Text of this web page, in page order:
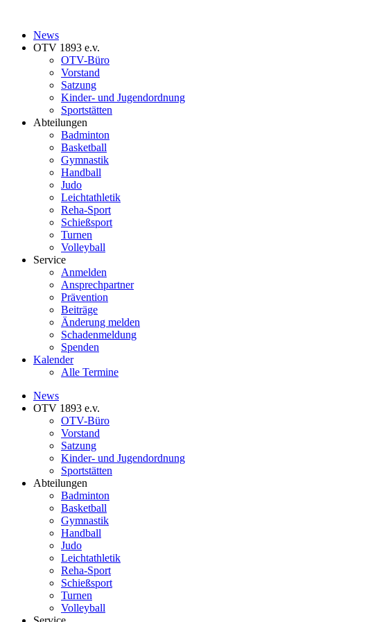
News
OTV 1893 e.v.
OTV-Büro
Vorstand
Satzung
Kinder- und Jugendordnung
Sportstätten
Abteilungen
Badminton
Basketball
Gymnastik
Handball
Judo
Leichtathletik
Reha-Sport
Schießsport
Turnen
Volleyball
Service
Anmelden
Ansprechpartner
Prävention
Beiträge
Änderung melden
Schadenmeldung
Spenden
Kalender
Alle Termine
News
OTV 1893 e.v.
OTV-Büro
Vorstand
Satzung
Kinder- und Jugendordnung
Sportstätten
Abteilungen
Badminton
Basketball
Gymnastik
Handball
Judo
Leichtathletik
Reha-Sport
Schießsport
Turnen
Volleyball